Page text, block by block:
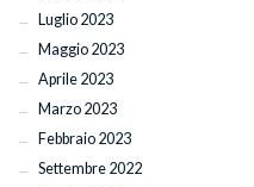
Luglio 2023
Maggio 2023
Aprile 2023
Marzo 2023
Febbraio 2023
Settembre 2022